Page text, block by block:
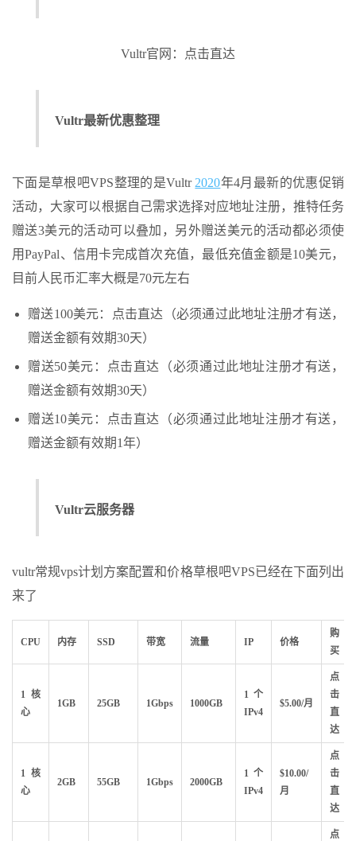
Vultr官网：点击直达
Vultr最新优惠整理
下面是草根吧VPS整理的是Vultr 2020年4月最新的优惠促销
活动，大家可以根据自己需求选择对应地址注册，推特任务
赠送3美元的活动可以叠加，另外赠送美元的活动都必须使
用PayPal、信用卡完成首次充值，最低充值金额是10美元，
目前人民币汇率大概是70元左右
赠送100美元：点击直达（必须通过此地址注册才有送，
赠送金额有效期30天）
赠送50美元：点击直达（必须通过此地址注册才有送，
赠送金额有效期30天）
赠送10美元：点击直达（必须通过此地址注册才有送，
赠送金额有效期1年）
Vultr云服务器
vultr常规vps计划方案配置和价格草根吧VPS已经在下面列出
来了
CPU 内存 SSD 带宽 流量 IP 价格
购
买
1核
心
1GB 25GB 1Gbps 1000GB
1个
IPv4
$5.00/月
点
击
直
达
1核
心
2GB 55GB 1Gbps 2000GB
1个
IPv4
$10.00/
月
点
击
直
达
点